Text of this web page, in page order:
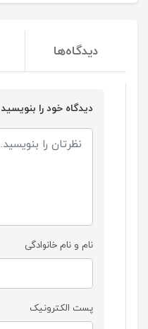
دیدگاه‌ها
دیدگاه خود را بنویسید
نام و نام خانوادگی
پست الکترونیک